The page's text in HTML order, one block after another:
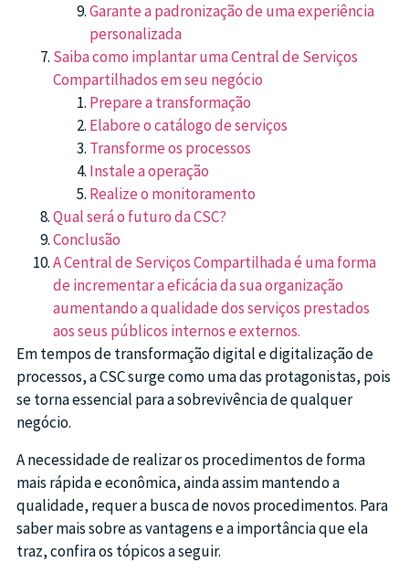
Garante a padronização de uma experiência
personalizada
Saiba como implantar uma Central de Serviços
Compartilhados em seu negócio
Prepare a transformação
Elabore o catálogo de serviços
Transforme os processos
Instale a operação
Realize o monitoramento
Qual será o futuro da CSC?
Conclusão
A Central de Serviços Compartilhada é uma forma
de incrementar a eficácia da sua organização
aumentando a qualidade dos serviços prestados
aos seus públicos internos e externos.
Em tempos de transformação digital e digitalização de
processos, a CSC surge como uma das protagonistas, pois
se torna essencial para a sobrevivência de qualquer
negócio.
A necessidade de realizar os procedimentos de forma
mais rápida e econômica, ainda assim mantendo a
qualidade, requer a busca de novos procedimentos. Para
saber mais sobre as vantagens e a importância que ela
traz, confira os tópicos a seguir.